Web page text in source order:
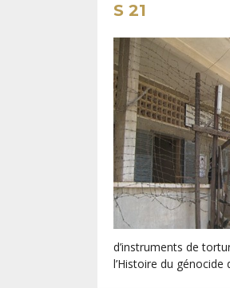
S 21
d’instruments de
l’Histoire du